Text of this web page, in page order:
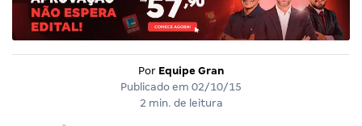
Por Equipe Gran
Publicado em 02/10/15
2 min. de leitura